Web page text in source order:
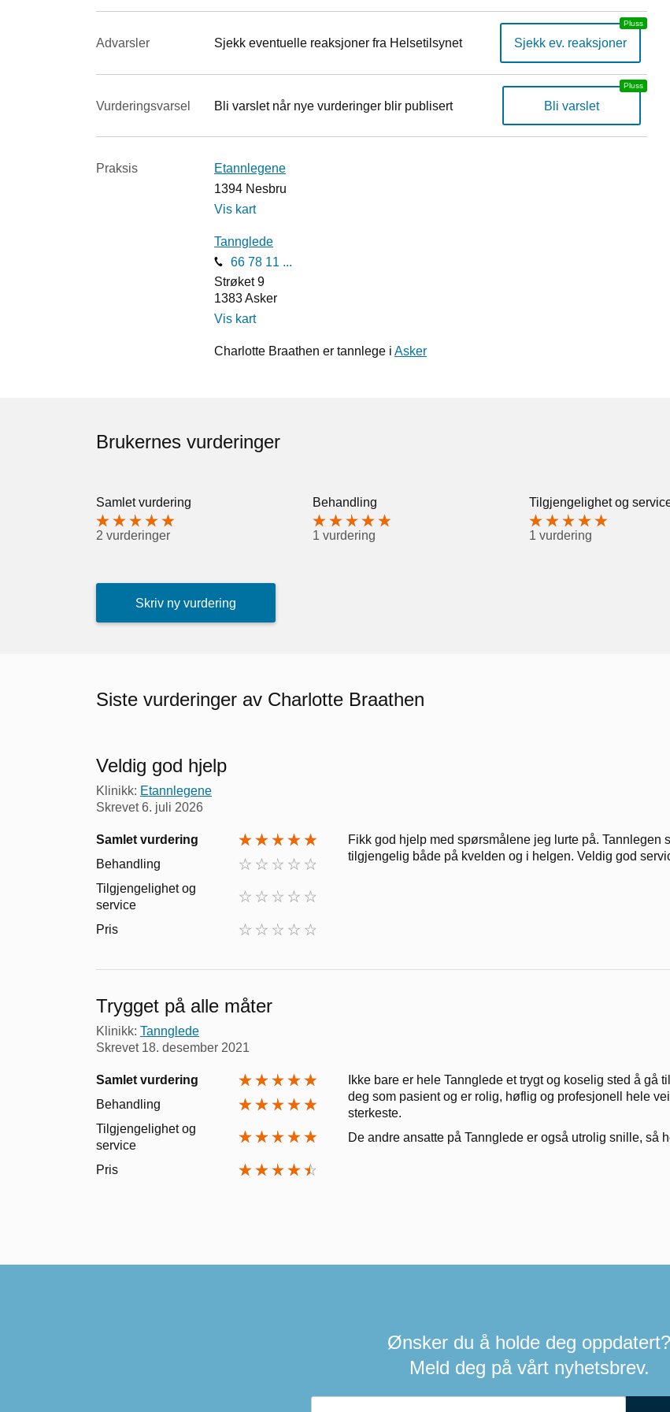
Advarsler Sjekk eventuelle reaksjoner fra Helsetilsynet Sjekk ev. reaksjoner
Vurderings­varsel Bli varslet når nye vurderinger blir publisert Bli varslet
Praksis
Etannlegene
1394 Nesbru
Vis kart
Tannglede
66 78 11 ...
Strøket 9
1383Asker
Vis kart
Charlotte Braathen er tannlege i Asker
Brukernes vurderinger
Samlet vurdering
2 vurderinger
Behandling
1 vurdering
Tilgjengelighet og
1 vurdering
Skriv ny vurdering
Siste vurderinger av Charlotte Braathen
Veldig god hjelp
Klinikk: Etannlegene
Skrevet6. juli 2026
Samlet vurdering
Behandling
Tilgjengelighet og
service
Pris
Fikk god hjelp med spørsmålene jeg lurte på. Tannlegen
tilgjengelig både på kvelden og i helgen. Veldig god
Trygget på alle måter
Klinikk: Tannglede
Skrevet 18. desember 2021
Samlet vurdering
Behandling
Tilgjengelighet og
service
Pris
Ikke bare er hele Tannglede et trygt og koselig sted å gå
deg som pasient og er rolig, høflig og profesjonell hele
sterkeste.
De andre ansatte på Tannglede er også utrolig snille, så
Ønsker du å holde deg oppdatert?
Meld deg på vårt nyhetsbrev.